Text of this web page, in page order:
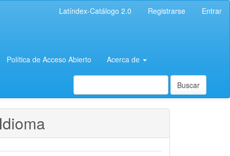
Latíndex-Catálogo 2.0 Registrarse Entrar
Política de Acceso Abierto Acerca de
Buscar